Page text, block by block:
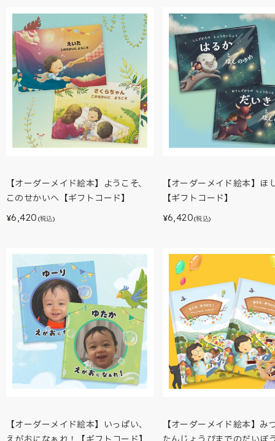
【オーダーメイド絵本】ようこそ、
このせかいへ【ギフトコード】
¥6,420 (税込)
【オーダーメイド絵本】ほ
【ギフトコード】
¥6,420(税込)
【オーダーメイド絵本】いっぱい、
【オーダーメイド絵本】み